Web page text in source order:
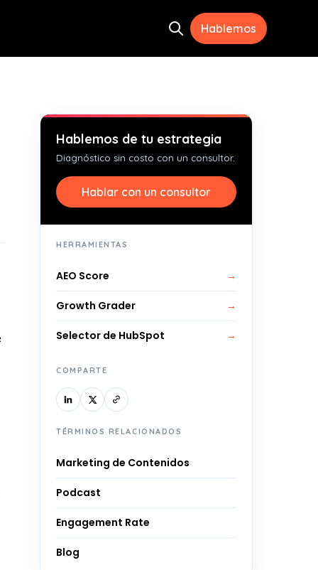
Open search
Hablemos
Hablemos de tu estrategia
Diagnóstico sin costo con un consultor.
Hablar con un consultor
HERRAMIENTAS
AEO Score →
Growth Grader →
Selector de HubSpot →
COMPARTE
TÉRMINOS RELACIONADOS
Marketing de Contenidos
Podcast
Engagement Rate
Blog